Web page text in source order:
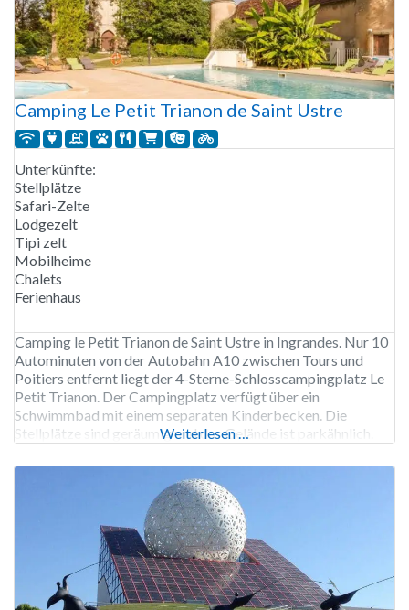
Camping Le Petit Trianon de Saint Ustre
Unterkünfte:
Stellplätze
Safari-Zelte
Lodgezelt
Tipi zelt
Mobilheime
Chalets
Ferienhaus
Camping le Petit Trianon de Saint Ustre in Ingrandes. Nur 10
Autominuten von der Autobahn A10 zwischen Tours und
Poitiers entfernt liegt der 4-Sterne-Schlosscampingplatz Le
Petit Trianon. Der Campingplatz verfügt über ein
Schwimmbad mit einem separaten Kinderbecken. Die
Stellplätze sind geräumig und das Gelände ist parkähnlich.
Unterkünften, darunter Baumhäuser, Tipis und Gîtes sowie
Weiterlesen …